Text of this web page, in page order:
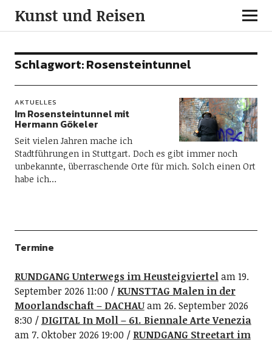
Kunst und Reisen
Schlagwort:Rosensteintunnel
AKTUELLES
Im Rosensteintunnel mit
Hermann Gökeler
Seit vielen Jahren mache ich
Stadtführungen in Stuttgart. Doch es gibt immer noch
unbekannte, überraschende Orte für mich. Solch einen Ort
habe ich…
Termine
RUNDGANG Unterwegs im Heusteigviertelam 19.
September 2026 11:00
KUNSTTAG Malen in der
Moorlandschaft – DACHAUam 26. September 2026
8:30
DIGITAL In Moll – 61. Biennale Arte Venezia
am 7. Oktober 2026 19:00
RUNDGANG Streetart im